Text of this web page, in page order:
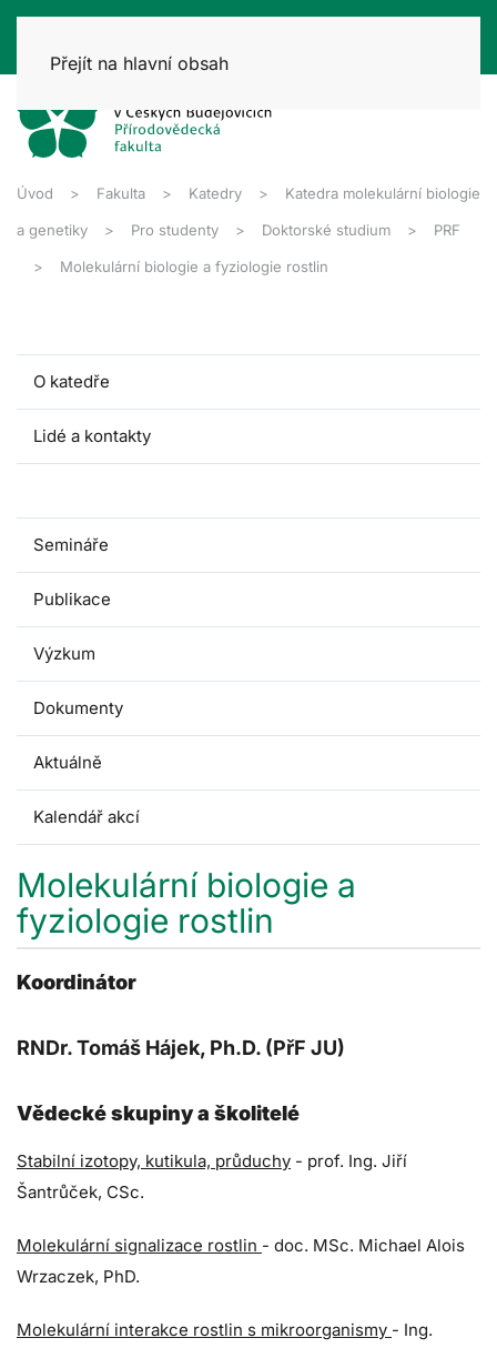
Přejít na hlavní obsah
Úvod Fakulta Katedry Katedra molekulární biologie
a genetiky Pro studenty Doktorské studium PRF
Molekulární biologie a fyziologie rostlin
O katedře
Lidé a kontakty
Semináře
Publikace
Výzkum
Dokumenty
Aktuálně
Kalendář akcí
Molekulární biologie a
fyziologie rostlin
Koordinátor
RNDr. Tomáš Hájek, Ph.D. (PřF JU)
Vědecké skupiny a školitelé
Stabilní izotopy, kutikula, průduchy - prof. Ing. Jiří
Šantrůček, CSc.
Molekulární signalizace rostlin - doc. MSc. Michael Alois
Wrzaczek, PhD.
Molekulární interakce rostlin s mikroorganismy - Ing.